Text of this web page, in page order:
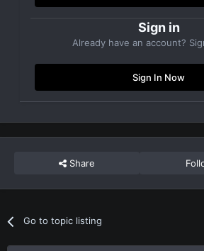
Sign in
Already have an account?
Sign In Now
Share
Go to topic listing